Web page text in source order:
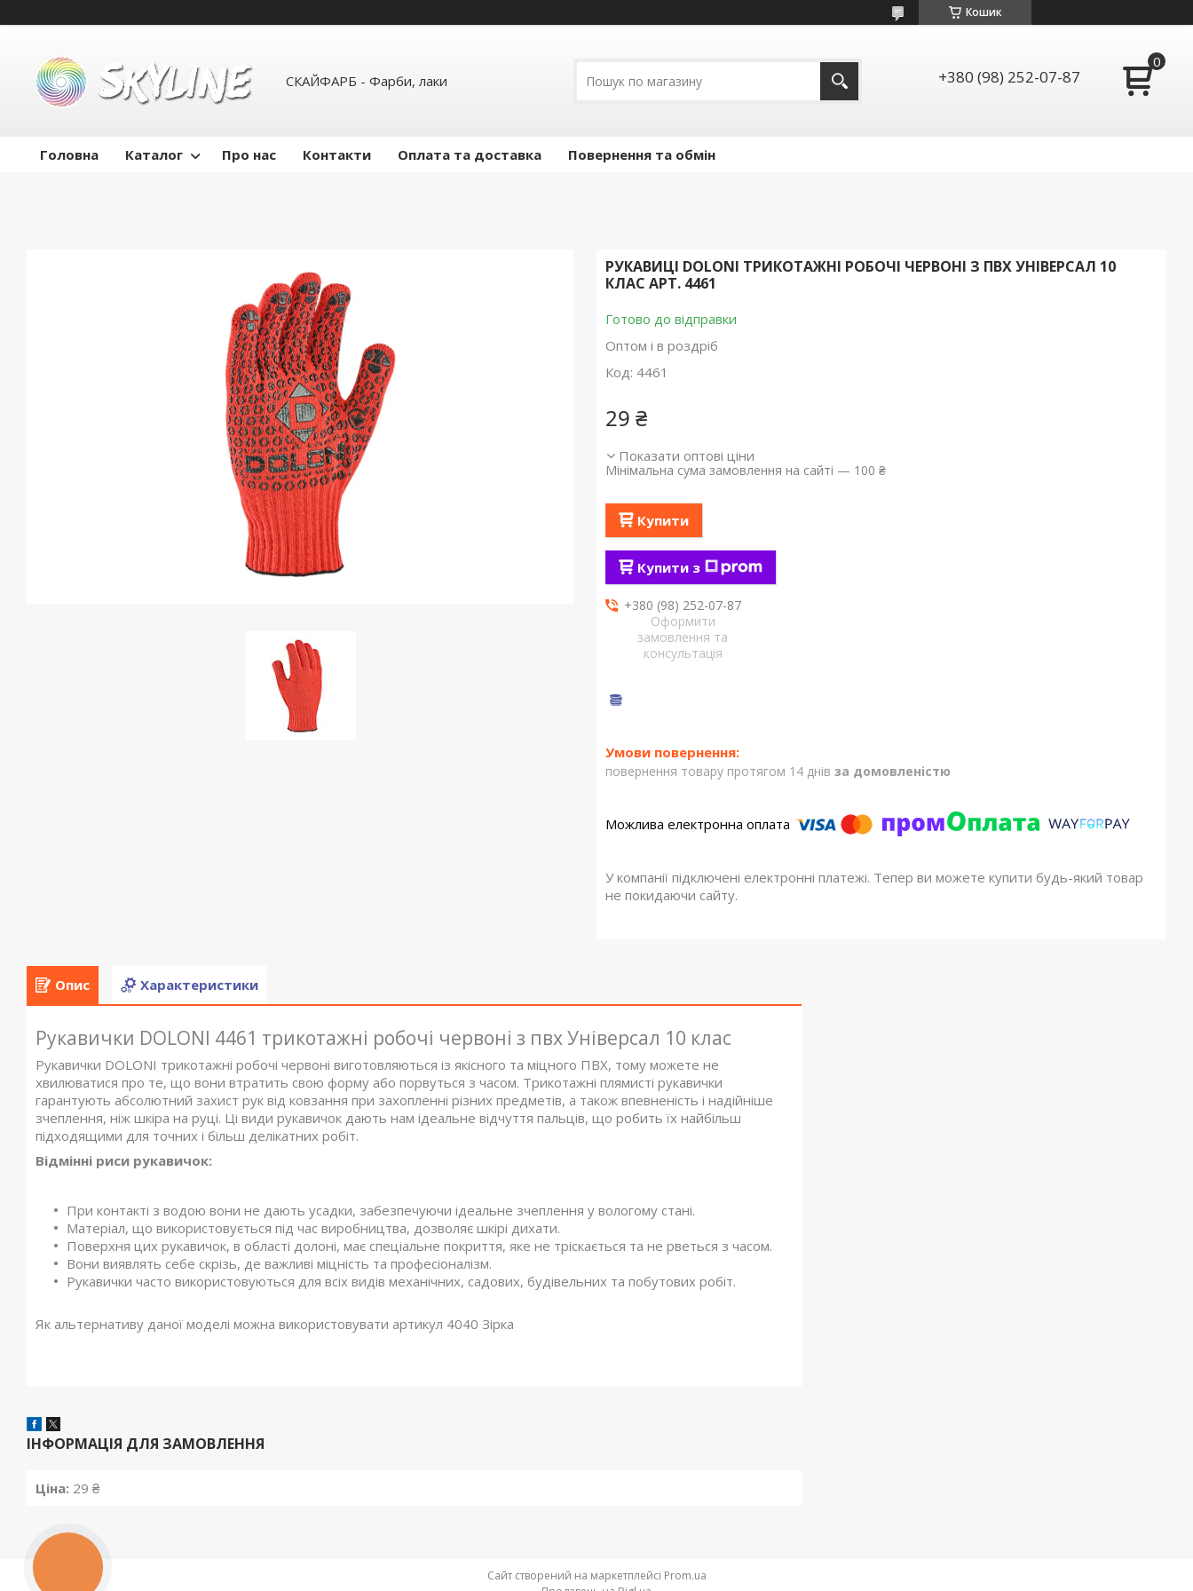
Кошик
СКАЙФАРБ - Фарби, лаки +380 (98) 252-07-87
Головна Каталог Про нас Контакти Оплата та доставка Повернення та обмін
РУКАВИЦІ DOLONI ТРИКОТАЖНІ РОБОЧІ ЧЕРВОНІ З ПВХ УНІВЕРСАЛ 10
КЛАС АРТ. 4461
Готово до відправки
Оптом і в роздріб
Код: 4461
29 ₴
Показати оптові ціни
Мінімальна сума замовлення на сайті — 100 ₴
Купити
Купити з
+380 (98) 252-07-87
Оформити
замовлення та
консультація
повернення товару протягом 14 днів за домовленістю
У компанії підключені електронні платежі. Тепер ви можете купити будь-який товар
не покидаючи сайту.
Опис Характеристики
Рукавички DOLONI 4461 трикотажні робочі червоні з пвх Універсал 10 клас
Рукавички DOLONI трикотажні робочі червоні виготовляються із якісного та міцного ПВХ, тому можете не
хвилюватися про те, що вони втратить свою форму або порвуться з часом. Трикотажні плямисті рукавички
гарантують абсолютний захист рук від ковзання при захопленні різних предметів, а також впевненість і надійніше
зчеплення, ніж шкіра на руці. Ці види рукавичок дають нам ідеальне відчуття пальців, що робить їх найбільш
підходящими для точних і більш делікатних робіт.
Відмінні риси рукавичок:
При контакті з водою вони не дають усадки, забезпечуючи ідеальне зчеплення у вологому стані.
Матеріал, що використовується під час виробництва, дозволяє шкірі дихати.
Поверхня цих рукавичок, в області долоні, має спеціальне покриття, яке не тріскається та не рветься з часом.
Вони виявлять себе скрізь, де важливі міцність та професіоналізм.
Рукавички часто використовуються для всіх видів механічних, садових, будівельних та побутових робіт.
Як альтернативу даної моделі можна використовувати артикул 4040 Зірка
ІНФОРМАЦІЯ ДЛЯ ЗАМОВЛЕННЯ
Ціна: 29 ₴
Сайт створений на маркетплейсі Prom.ua